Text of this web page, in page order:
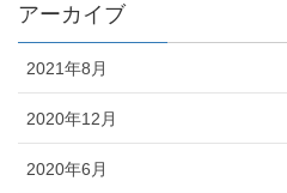
アーカイブ
2021年8月
2020年12月
2020年6月